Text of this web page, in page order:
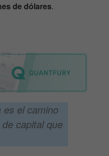
de dólares.
es el camino
capital que